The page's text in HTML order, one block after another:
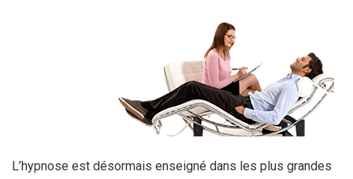
L’hypnose est désormais enseigné dans les plus grandes